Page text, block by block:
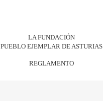
LA FUNDACIÓN
PUEBLO EJEMPLAR DE ASTURIAS
REGLAMENTO